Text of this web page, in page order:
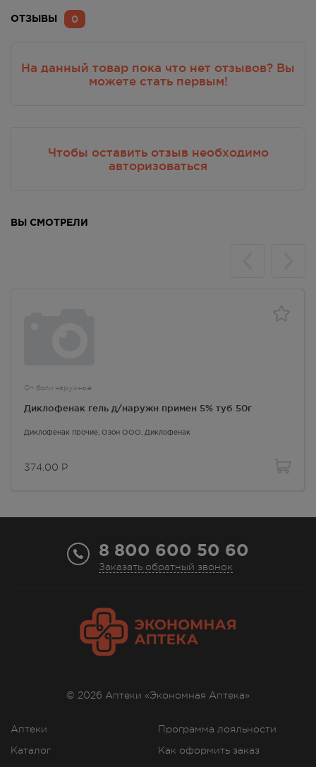
0
ОТЗЫВЫ
Чтобы оставить отзыв необходимо
авторизоваться
На данный товар пока что нет отзывов? Вы
можете стать первым!
ВЫ СМОТРЕЛИ
От боли наружные
Диклофенак гель д/наружн примен 5% туб 50г
Диклофенак прочие, Озон ООО, Диклофенак
374.00 Р
8 800 600 50 60
Заказать обратный звонок
Аптеки
Каталог
Программа лояльности
Как оформить заказ
© 2026 Аптеки «Экономная Аптека»